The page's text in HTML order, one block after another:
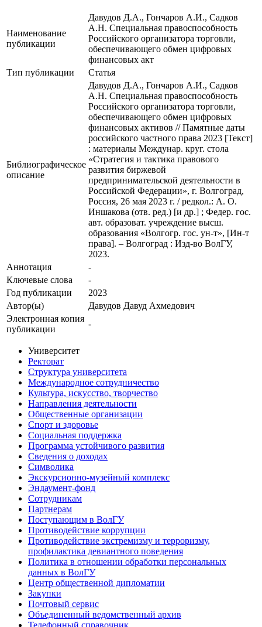
Наименование
публикации
Давудов Д.А., Гончаров А.И., Садков
А.Н. Специальная правоспособность
Российского организатора торговли,
обеспечивающего обмен цифровых
финансовых акт
Тип публикации
Статья
Библиографическое
описание
Давудов Д.А., Гончаров А.И., Садков
А.Н. Специальная правоспособность
Российского организатора торговли,
обеспечивающего обмен цифровых
финансовых активов // Памятные даты
российского частного права 2023 [Текст]
: материалы Междунар. круг. стола
«Стратегия и тактика правового
развития биржевой
предпринимательской деятельности в
Российской Федерации», г. Волгоград,
Россия, 26 мая 2023 г. / редкол.: А. О.
Иншакова (отв. ред.) [и др.] ; Федер. гос.
авт. образоват. учреждение высш.
образования «Волгогр. гос. ун-т», [Ин-т
права]. – Волгоград : Изд-во ВолГУ,
2023.
Аннотация
-
Ключевые cлова
-
Год публикации
2023
Автор(ы)
Давудов Давуд Ахмедович
Электронная копия
публикации
-
Университет
Ректорат
Структура университета
Международное сотрудничество
Культура, искусство, творчество
Направления деятельности
Общественные организации
Спорт и здоровье
Социальная поддержка
Программа устойчивого развития
Сведения о доходах
Символика
Экскурсионно-музейный комплекс
Эндаумент-фонд
Сотрудникам
Партнерам
Поступающим в ВолГУ
Противодействие коррупции
Противодействие экстремизму и терроризму,
профилактика девиантного поведения
Политика в отношении обработки персональных
данных в ВолГУ
Центр общественной дипломатии
Закупки
Почтовый сервис
Объединенный ведомственный архив